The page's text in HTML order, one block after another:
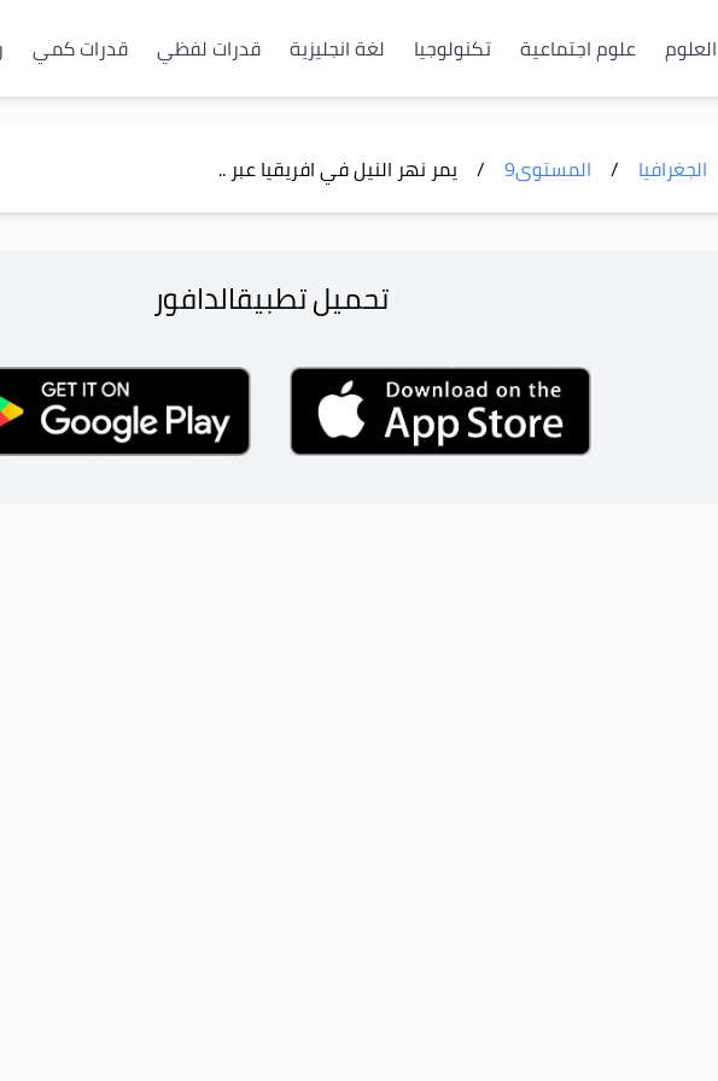
العلوم علوم اجتماعية تكنولوجيا لغة انجليزية قدرات لفظي قدرات كمي
الجغرافيا / المستوى9
/ يمر نهر النيل في افريقيا عبر ..
تحميل تطبيقالدافور